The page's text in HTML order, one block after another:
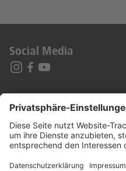
Social Media